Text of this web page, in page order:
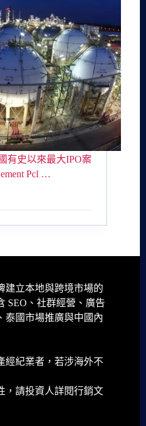
有史以來最大IPO案
Pcl …
建立本地與跨境市場的
SEO、社群經營、廣告
泰國市場推廣與中國內
經紀業者，若涉海外不
，請投資人詳閱行銷文